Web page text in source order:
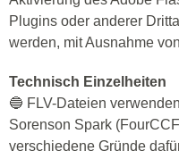
Plugins oder anderer
werden, mit Ausnahme
Technisch Einzelheiten
🔵 FLV-Dateien
Sorenson Spark
verschiedene Gründe